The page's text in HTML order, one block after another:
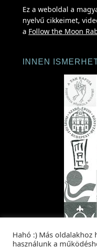
Ez a weboldal a
nyelvű cikkeimet,
a Follow the Moon
INNEN
Hahó :) Más
használunk a